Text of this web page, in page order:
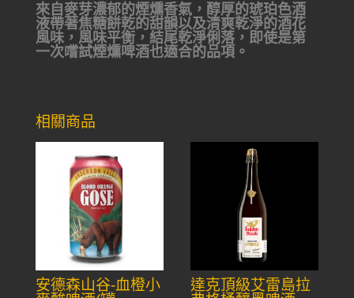
來自麥芽濃郁的煙燻香氣，醇厚的琥珀色酒
液帶著焦糖餅乾的甜韻以及清爽乾淨的酒花
風味，風味平衡，結尾乾淨俐落，即使是第
一次嚐試煙燻啤酒也適合的品項。
相關商品
安德森山谷-血橙小
達克頂級艾雷島拉